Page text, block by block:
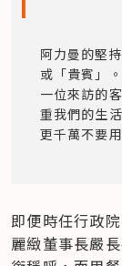
阿力曼的堅
或「貴賓」
一位來訪的
重我們的生
更千萬不要
即便時任行政
麗緻董事長嚴